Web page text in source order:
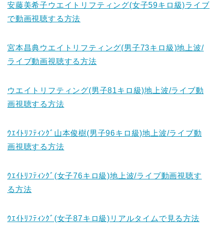
安藤美希子ウエイトリフティング(女子59キロ級)ライブ
で動画視聴する方法
宮本昌典ウエイトリフティング(男子73キロ級)地上波/
ライブ動画視聴する方法
ウエイトリフティング(男子81キロ級)地上波/ライブ動
画視聴する方法
ｳｴｲﾄﾘﾌﾃｨﾝｸﾞ山本俊樹(男子96キロ級)地上波/ライブ動
画視聴する方法
ｳｴｲﾄﾘﾌﾃｨﾝｸﾞ(女子76キロ級)地上波/ライブ動画視聴す
る方法
ｳｴｲﾄﾘﾌﾃｨﾝｸﾞ(女子87キロ級)リアルタイムで見る方法